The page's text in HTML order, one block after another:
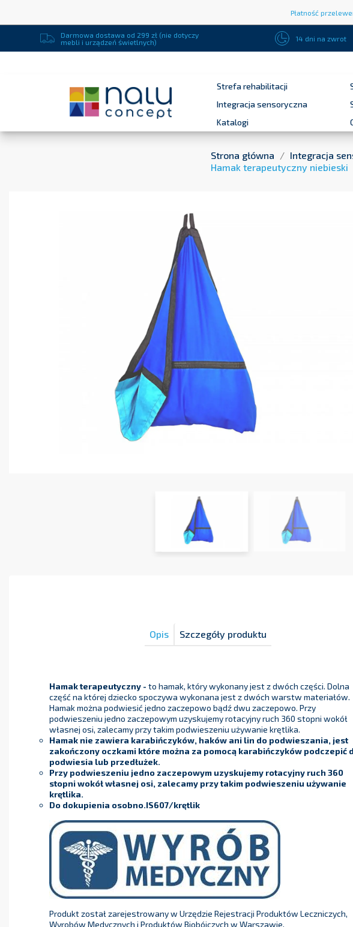
Płatność
Darmowa dostawa od 299 zł (nie dotyczy
mebli i urządzeń świetlnych)
14 dni na zwrot
Strefa rehabilitacji
Integracja sensoryczna
Katalogi
Strona główna Integracja
Hamak terapeutyczny niebieski
Opis Szczegóły produktu
Hamak terapeutyczny - to hamak, który wykonany jest z dwóch części. Dolna
część na której dziecko spoczywa wykonana jest z dwóch warstw materiałów.
Hamak można podwiesić jedno zaczepowo bądź dwu zaczepowo. Przy
podwieszeniu jedno zaczepowym uzyskujemy rotacyjny ruch 360 stopni wokół
własnej osi, zalecamy przy takim podwieszeniu używanie krętlika.
Hamak nie zawiera karabińczyków, haków ani lin do podwieszania, jest
zakończony oczkami które można za pomocą karabińczyków podczepić
podwiesia lub przedłużek.
Przy podwieszeniu jedno zaczepowym uzyskujemy rotacyjny ruch 360
stopni wokół własnej osi, zalecamy przy takim podwieszeniu używanie
krętlika.
Do dokupienia osobno.IS607/krętlik
Produkt został zarejestrowany w Urzędzie Rejestracji Produktów Leczniczych,
Wyrobów Medycznych i Produktów Biobójczych w Warszawie.